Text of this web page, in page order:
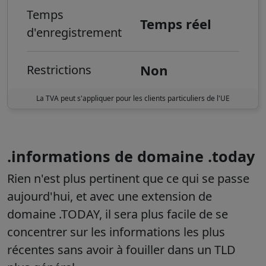
Temps
d'enregistrement
Temps réel
Restrictions Non
La TVA peut s'appliquer pour les clients particuliers de l'UE
.informations de domaine .today
Rien n'est plus pertinent que ce qui se passe
aujourd'hui, et avec une extension de
domaine .TODAY, il sera plus facile de se
concentrer sur les informations les plus
récentes sans avoir à fouiller dans un TLD